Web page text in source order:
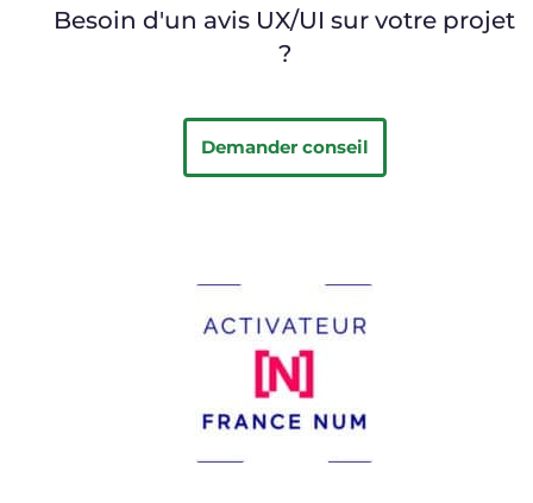
Besoin d'un avis UX/UI sur votre projet
?
Demander conseil